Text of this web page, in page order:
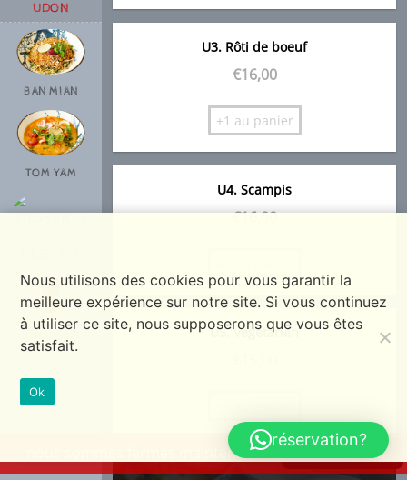
UDON
BAN MIAN
TOM YAM
U3. Rôti de boeuf
€16,00
+1 au panier
U4. Scampis
€16,00
U5. Végétarien
réservation?
Nous utilisons des cookies pour vous garantir la
meilleure expérience sur notre site. Si vous continuez
à utiliser ce site, nous supposerons que vous êtes
satisfait.
Ok
nous sommes fermés maintenant voir le menu